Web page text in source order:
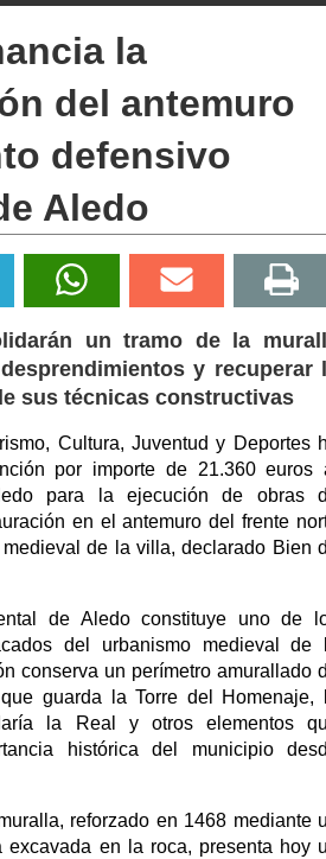
la
del antemuro
defensivo
Aledo
un tramo de la
y recuperar
sus técnicas constructivas
Cultura, Juventud y Deportes
por importe de 21.360 euros
para la ejecución de obras
en el antemuro del frente
de la villa, declarado Bien
de Aledo constituye uno de
del urbanismo medieval de
conserva un perímetro amurallado
guarda la Torre del Homenaje,
la Real y otros elementos
histórica del municipio
reforzado en 1468 mediante
excavada en la roca, presenta hoy